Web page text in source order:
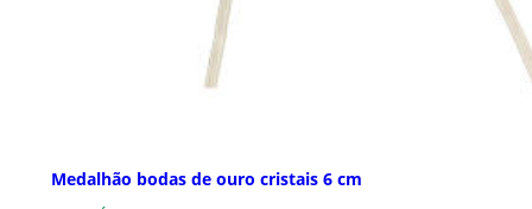
Medalhão bodas de ouro cristais 6 cm